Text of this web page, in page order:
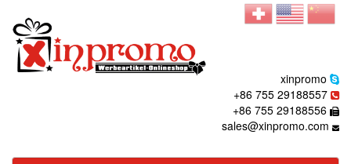
xinpromo
+86 755 29188557
+86 755 29188556
sales@xinpromo.com